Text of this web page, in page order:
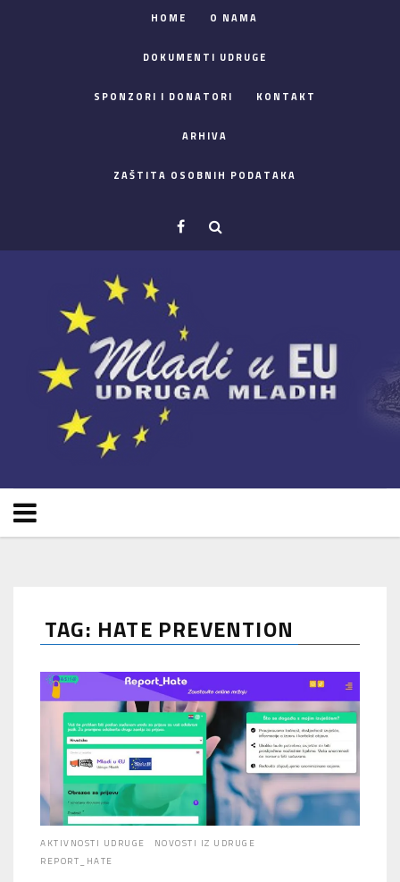
HOME O NAMA
DOKUMENTI UDRUGE
SPONZORI I DONATORI KONTAKT
ARHIVA
ZAŠTITA OSOBNIH PODATAKA
TAG: HATE PREVENTION
AKTIVNOSTI UDRUGE
NOVOSTI IZ UDRUGE
REPORT_HATE